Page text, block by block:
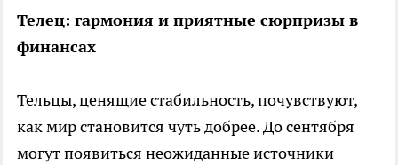
Телец: гармония и приятные сюрпризы в
финансах
Тельцы, ценящие стабильность, почувствуют,
как мир становится чуть добрее. До сентября
могут появиться неожиданные источники